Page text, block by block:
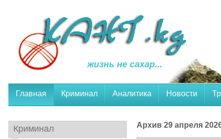
жизнь не сахар...
Главная Криминал Аналитика Новости
Архив 29 апреля
Криминал